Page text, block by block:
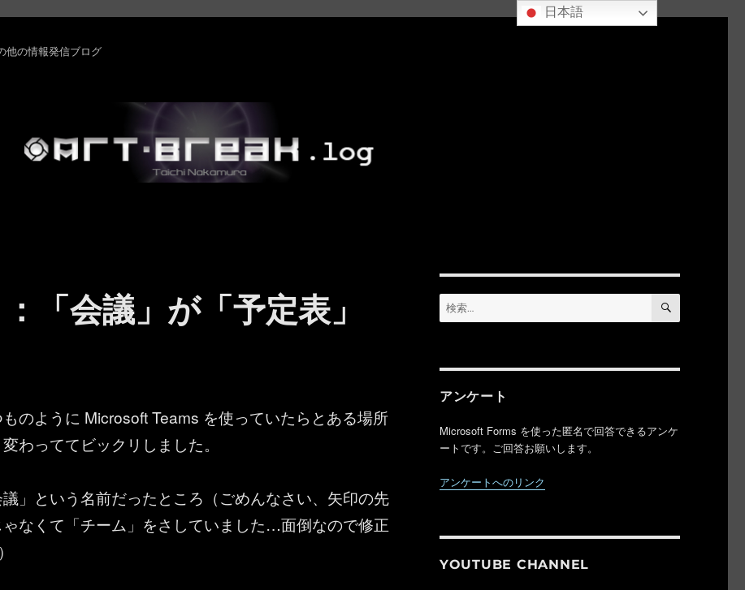
他の情報発信ブログ
会議」が「予定表」
のように Microsoft Teams を使っていたらとある場所
わっててビックリしました。
」という名前だったところ（ごめんなさい、矢印の先
なくて「チーム」をさしていました…面倒なので修正
検
索:
検
アンケート
Microsoft Forms を使った匿名で回答できるアンケ
ートです。ご回答お願いします。
アンケートへのリンク
YOUTUBE CHANNEL
日本語